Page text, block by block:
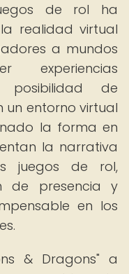
de rol ha
realidad virtual
a mundos
experiencias
posibilidad de
un entorno virtual
la forma en
la narrativa
juegos de rol,
de presencia y
en los
& Dragons" a